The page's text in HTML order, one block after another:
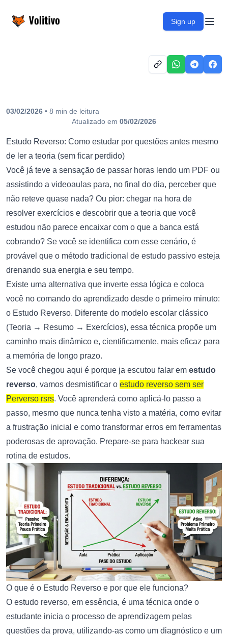
Volitivo Sign up
03/02/2026 • 8 min de leitura
Atualizado em 05/02/2026
Estudo Reverso: Como estudar por questões antes mesmo
de ler a teoria (sem ficar perdido)
Você já teve a sensação de passar horas lendo um PDF ou
assistindo a videoaulas para, no final do dia, perceber que
não reteve quase nada? Ou pior: chegar na hora de
resolver exercícios e descobrir que a teoria que você
estudou não parece encaixar com o que a banca está
cobrando? Se você se identifica com esse cenário, é
provável que o método tradicional de estudo passivo esteja
drenando sua energia e seu tempo.
Existe uma alternativa que inverte essa lógica e coloca
você no comando do aprendizado desde o primeiro minuto:
o Estudo Reverso. Diferente do modelo escolar clássico
(Teoria → Resumo → Exercícios), essa técnica propõe um
caminho mais dinâmico e, cientificamente, mais eficaz para
a memória de longo prazo.
Se você chegou aqui é porque ja escutou falar em estudo
reverso, vamos desmistificar o estudo reverso sem ser
Perverso rsrs. Você aprenderá como aplicá-lo passo a
passo, mesmo que nunca tenha visto a matéria, como evitar
a frustração inicial e como transformar erros em ferramentas
poderosas de aprovação. Prepare-se para hackear sua
rotina de estudos.
O que é o Estudo Reverso e por que ele funciona?
O estudo reverso, em essência, é uma técnica onde o
estudante inicia o processo de aprendizagem pelas
questões da prova, utilizando-as como um diagnóstico e um